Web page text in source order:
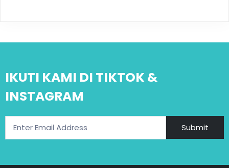
IKUTI KAMI DI TIKTOK &
INSTAGRAM
Submit